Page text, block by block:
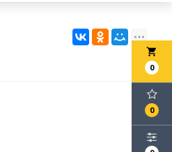
local_grocery_store
0
0